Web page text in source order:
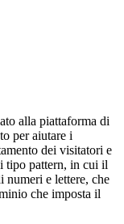
alla piattaforma di
per aiutare i
dei visitatori e
tipo pattern, in cui il
numeri e lettere, che
che imposta il